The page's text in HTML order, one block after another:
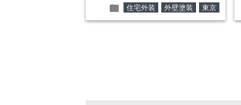
folder 住宅外装 外壁塗装 東京